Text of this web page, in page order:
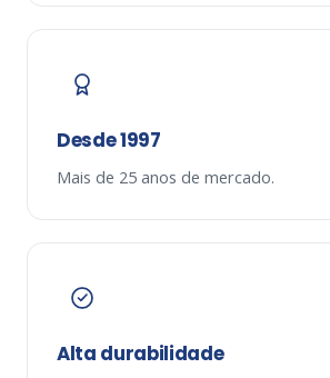
Desde 1997
Mais de 25 anos de mercado.
Alta durabilidade